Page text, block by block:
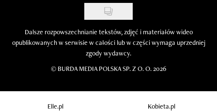
Dalsze rozpowszechnianie tekstów, zdjęć i materiałów wideo
opublikowanych w serwisie w całości lub w części wymaga uprzedniej
zgody wydawcy.
© BURDA MEDIA POLSKA SP. Z O. O. 2026
Elle.pl
Kobieta.pl